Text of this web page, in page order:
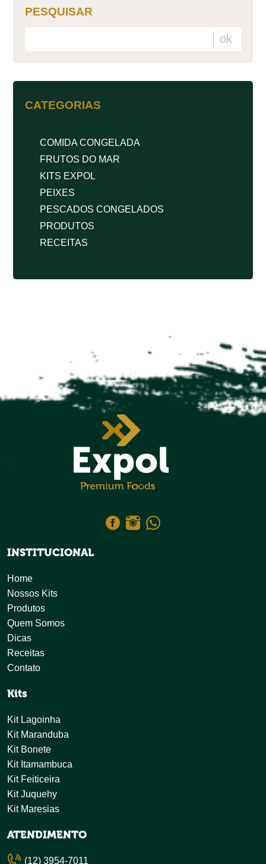
PESQUISAR
CATEGORIAS
COMIDA CONGELADA
FRUTOS DO MAR
KITS EXPOL
PEIXES
PESCADOS CONGELADOS
PRODUTOS
RECEITAS
INSTITUCIONAL
Home
Nossos Kits
Produtos
Quem Somos
Dicas
Receitas
Contato
Kits
Kit Lagoinha
Kit Maranduba
Kit Bonete
Kit Itamambuca
Kit Feiticeira
Kit Juquehy
Kit Maresias
ATENDIMENTO
(12) 3954-7011